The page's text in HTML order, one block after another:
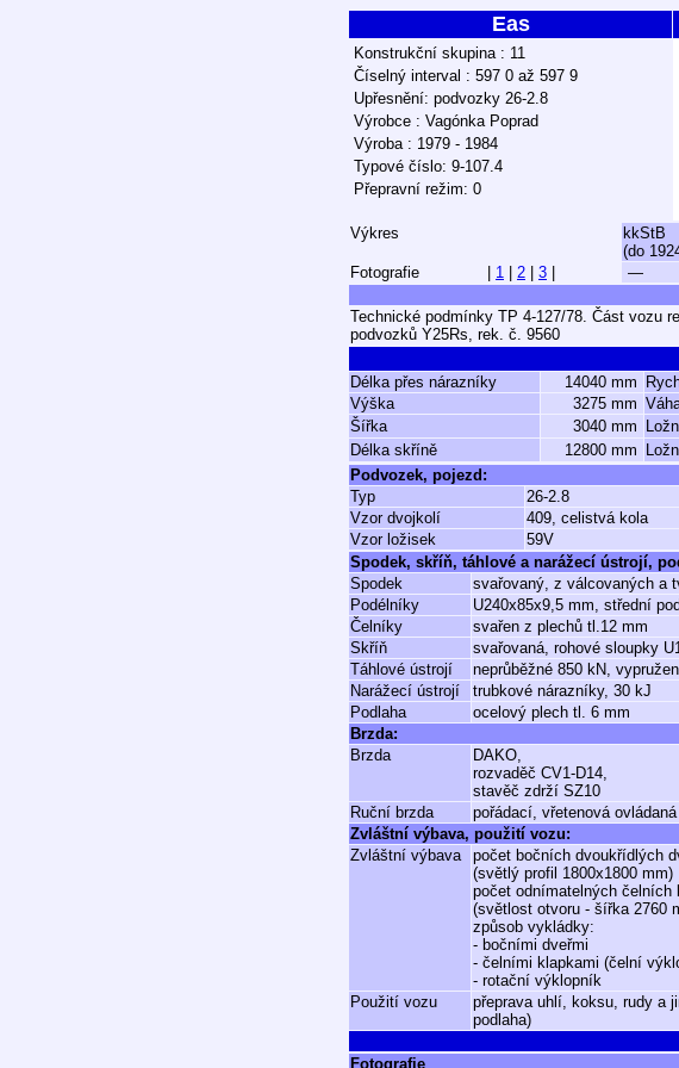
Eas
Konstrukční skupina : 11
Číselný interval : 597 0 až 597 9
Upřesnění: podvozky 26-2.8
Výrobce : Vagónka Poprad
Výroba : 1979 - 1984
Typové číslo: 9-107.4
Přepravní režim: 0
Výkres
kkStB
(do
Fotografie
1 2 3 —
Technické podmínky TP 4-127/78. Část vozu
podvozků Y25Rs, rek. č. 9560
Délka přes nárazníky 14040 mm
Výška
3275 mm
Šířka
3040 mm
Délka skříně
12800 mm
Podvozek, pojezd:
Typ
26-2.8
Vzor dvojkolí
409, celistvá kola
Vzor ložisek
59V
Spodek, skříň, táhlové a narážecí ústrojí,
Spodek
svařovaný, z válcovaných a
Podélníky
U240x85x9,5 mm, střední
Čelníky
svařen z plechů tl.12 mm
Skříň
svařovaná, rohové sloupky
Táhlové ústrojí
neprůběžné 850 kN,
Narážecí ústrojí
trubkové nárazníky, 30 kJ
Podlaha
ocelový plech tl. 6 mm
Brzda:
Brzda
DAKO,
rozvaděč CV1-D14,
stavěč zdrží SZ10
Ruční brzda
pořádací, vřetenová
Zvláštní výbava, použití vozu:
Zvláštní výbava
počet bočních dvoukřídlých
(světlý profil 1800x1800 mm)
počet odnímatelných čelních
(světlost otvoru - šířka 2760
způsob vykládky:
- bočními dveřmi
- čelními klapkami (čelní
- rotační výklopník
Použití vozu
přeprava uhlí, koksu, rudy a
podlaha)
Fotografie